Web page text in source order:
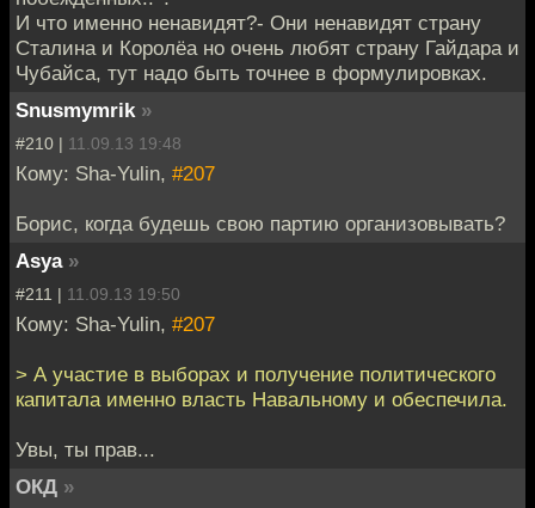
И что именно ненавидят?- Они ненавидят страну
Сталина и Королёа но очень любят страну Гайдара и
Чубайса, тут надо быть точнее в формулировках.
Snusmymrik »
#210 | 11.09.13 19:48
Кому: Sha-Yulin, #207
Борис, когда будешь свою партию организовывать?
Asya »
#211 | 11.09.13 19:50
Кому: Sha-Yulin, #207
> А участие в выборах и получение политического
капитала именно власть Навальному и обеспечила.
Увы, ты прав...
ОКД »